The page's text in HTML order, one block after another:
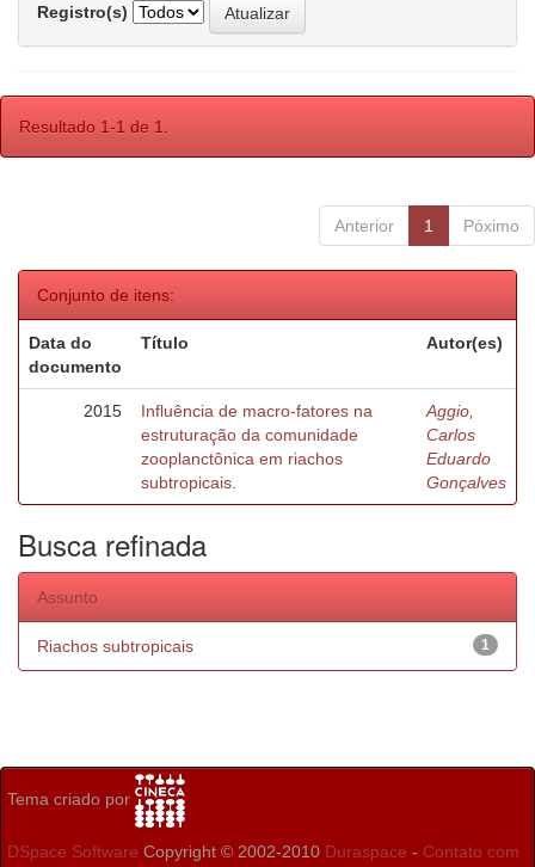
Registro(s)
Resultado 1-1 de 1.
Anterior 1 Póximo
Conjunto de itens:
Data do
documento
Título Autor(es)
2015
Influência de macro-fatores na
estruturação da comunidade
zooplanctônica em riachos
subtropicais.
Aggio,
Carlos
Eduardo
Gonçalves
Busca refinada
Assunto
1
Riachos subtropicais
Tema criado por
DSpace Software Copyright © 2002-2010 Duraspace - Contato com